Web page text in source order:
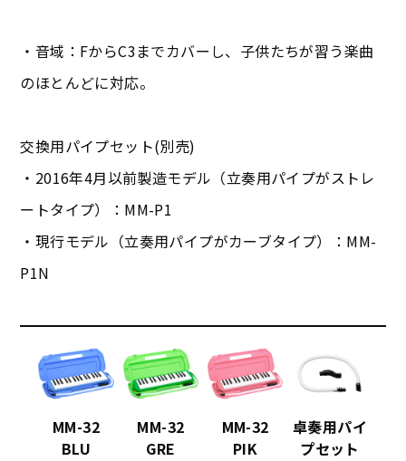
・音域：FからC3までカバーし、子供たちが習う楽曲
のほとんどに対応。
交換用パイプセット(別売)
・2016年4月以前製造モデル（立奏用パイプがストレ
ートタイプ）：MM-P1
・現行モデル（立奏用パイプがカーブタイプ）：MM-
P1N
MM-32
BLU
MM-32
GRE
MM-32
PIK
卓奏用パイ
プセット